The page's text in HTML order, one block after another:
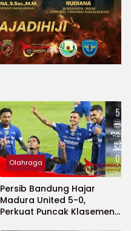
Olahraga
Persib Bandung Hajar
Madura United 5-0,
Perkuat Puncak Klasemen